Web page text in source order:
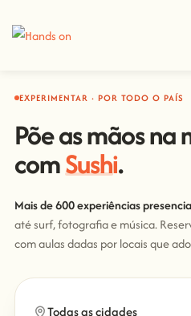
EXPERIMENTAR · POR TODO O PAÍS
Põe as mãos na
comSushi.
Mais de 600 experiências
até surf, fotografia e música.
com aulas dadas por locais que